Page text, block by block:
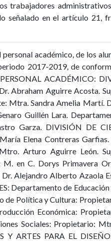
trabajadores
señalado en el artículo 21,
académico, de los
2017-2019, de
ACADÉMICO:
Abraham Aguirre Acosta.
Mtra. Sandra Amelia Martí.
Guillén Lara.
Garza. DIVISIÓN DE
Elena Contreras
Arturo Aguirre León.
en C. Dorys Primavera
Alejandro Alberto Azaola
Departamento de
de Política y Cultura:
Económica:
Sociales: Propietario:
ARTES PARA EL